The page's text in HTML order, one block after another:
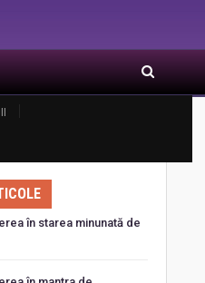
în starea minunată de